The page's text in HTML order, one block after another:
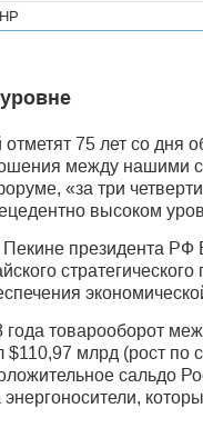
75 лет со
между нашими
«за три
высоком
Пекине президента
года товарооборот
$110,97 млрд (рост
сальдо